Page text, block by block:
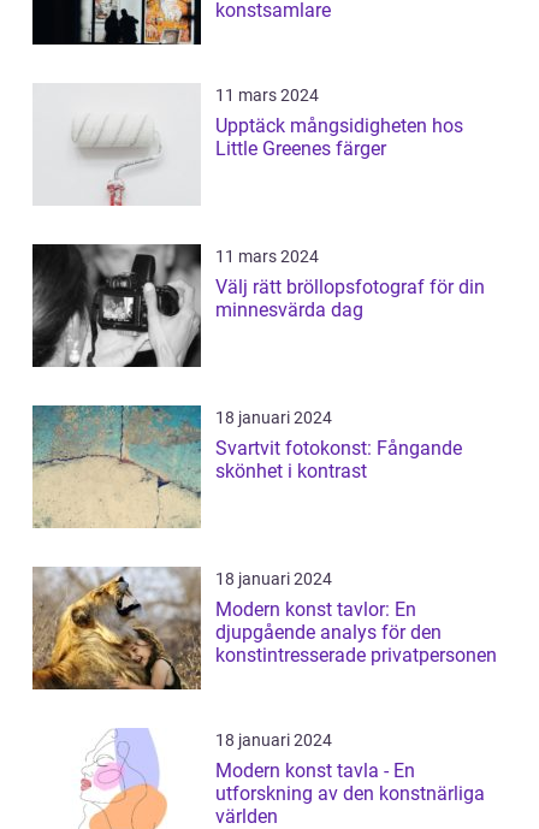
konstsamlare
11 mars 2024
Upptäck mångsidigheten hos
Little Greenes färger
11 mars 2024
Välj rätt bröllopsfotograf för din
minnesvärda dag
18 januari 2024
Svartvit fotokonst: Fångande
skönhet i kontrast
18 januari 2024
Modern konst tavlor: En
djupgående analys för den
konstintresserade privatpersonen
18 januari 2024
Modern konst tavla - En
utforskning av den konstnärliga
världen